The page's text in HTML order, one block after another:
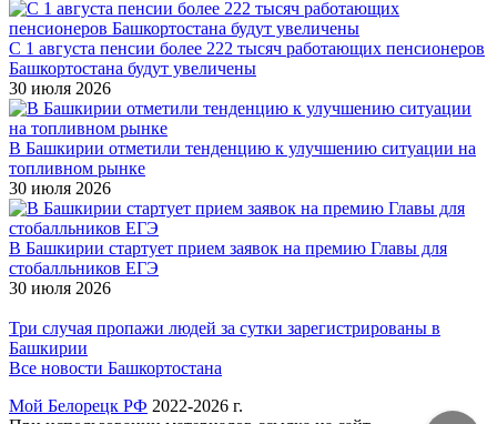
С 1 августа пенсии более 222 тысяч работающих пенсионеров
Башкортостана будут увеличены
30 июля 2026
В Башкирии отметили тенденцию к улучшению ситуации на
топливном рынке
30 июля 2026
В Башкирии стартует прием заявок на премию Главы для
стобалльников ЕГЭ
30 июля 2026
Три случая пропажи людей за сутки зарегистрированы в
Башкирии
Все новости Башкортостана
Мой Белорецк РФ 2022-2026 г.